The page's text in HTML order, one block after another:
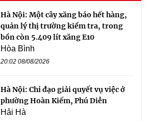
Hà Nội: Một cây xăng báo hết hàng,
quản lý thị trường kiểm tra, trong
bồn còn 5.409 lít xăng E10
Hòa Bình
20:02 08/08/2026
Hà Nội: Chỉ đạo giải quyết vụ việc ở
phường Hoàn Kiếm, Phú Diễn
Hải Hà